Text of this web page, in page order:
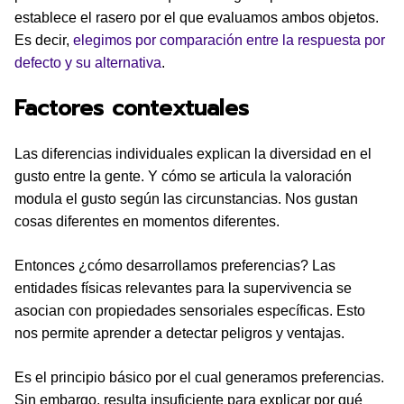
establece el rasero por el que evaluamos ambos objetos.
Es decir, elegimos por comparación entre la respuesta por
defecto y su alternativa.
Factores contextuales
Las diferencias individuales explican la diversidad en el
gusto entre la gente. Y cómo se articula la valoración
modula el gusto según las circunstancias. Nos gustan
cosas diferentes en momentos diferentes.
Entonces ¿cómo desarrollamos preferencias? Las
entidades físicas relevantes para la supervivencia se
asocian con propiedades sensoriales específicas. Esto
nos permite aprender a detectar peligros y ventajas.
Es el principio básico por el cual generamos preferencias.
Sin embargo, resulta insuficiente para explicar por qué